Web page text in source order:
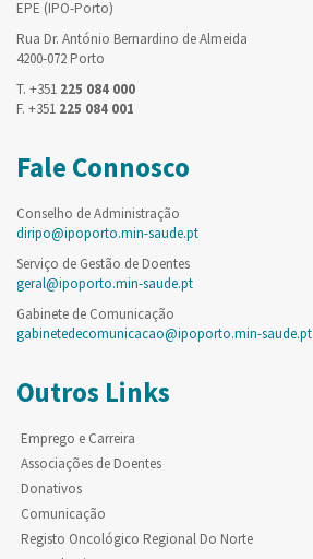
EPE (IPO-Porto)
Rua Dr. António Bernardino de Almeida
4200-072 Porto
T. +351 225 084 000
F. +351 225 084 001
Fale Connosco
Conselho de Administração
diripo@ipoporto.min-saude.pt
Serviço de Gestão de Doentes
geral@ipoporto.min-saude.pt
Gabinete de Comunicação
gabinetedecomunicacao@ipoporto.min-saude.pt
Outros Links
Emprego e Carreira
Associações de Doentes
Donativos
Comunicação
Registo Oncológico Regional Do Norte